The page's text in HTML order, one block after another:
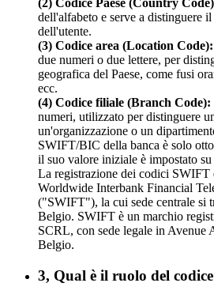
(2) Codice Paese (Country
dell'alfabeto e serve a distinguere
dell'utente.
(3) Codice area (Location Code):
due numeri o due lettere, per
geografica del Paese, come fusi
ecc.
(4) Codice filiale (Branch Code):
numeri, utilizzato per distinguere
un'organizzazione o un
SWIFT/BIC della banca è solo
il suo valore iniziale è impostato
La registrazione dei codici SWIFT
Worldwide Interbank Financial
("SWIFT"), la cui sede centrale si
Belgio. SWIFT è un marchio
SCRL, con sede legale in Avenue
Belgio.
3, Qual è il ruolo del